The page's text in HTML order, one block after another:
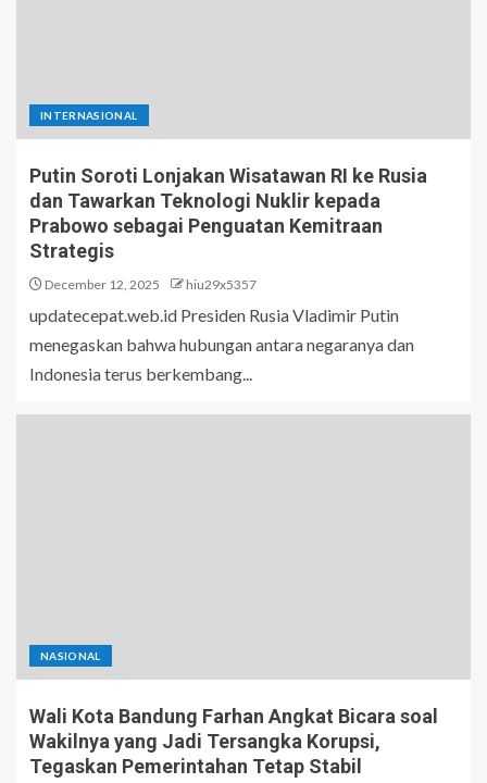
INTERNASIONAL
Putin Soroti Lonjakan Wisatawan RI ke Rusia
dan Tawarkan Teknologi Nuklir kepada
Prabowo sebagai Penguatan Kemitraan
Strategis
December 12, 2025 hiu29x5357
updatecepat.web.id Presiden Rusia Vladimir Putin
menegaskan bahwa hubungan antara negaranya dan
Indonesia terus berkembang...
NASIONAL
Wali Kota Bandung Farhan Angkat Bicara soal
Wakilnya yang Jadi Tersangka Korupsi,
Tegaskan Pemerintahan Tetap Stabil